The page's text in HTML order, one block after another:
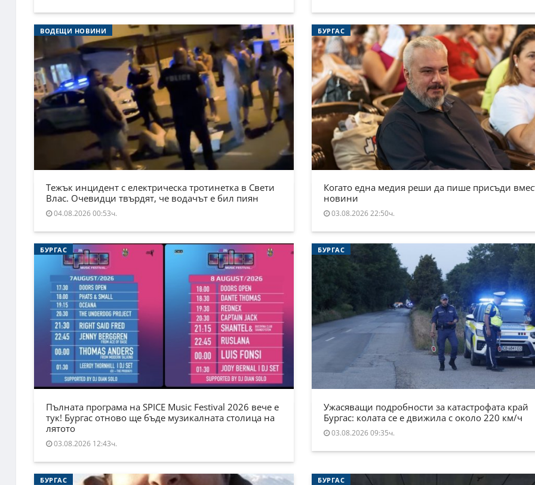
ВОДЕЩИ НОВИНИ
Тежък инцидент с електрическа тротинетка в Свети
Влас. Очевидци твърдят, че водачът е бил пиян
04.08.2026 00:53ч.
БУРГАС
Когато една медия реши да пише присъди
новини
03.08.2026 22:50ч.
БУРГАС
Пълната програма на SPICE Music Festival 2026 вече е
тук! Бургас отново ще бъде музикалната столица на
лятото
03.08.2026 12:43ч.
БУРГАС
Ужасяващи подробности за катастрофата край
Бургас: колата се е движила с около 220 км/ч
03.08.2026 09:35ч.
БУРГАС БУРГАС